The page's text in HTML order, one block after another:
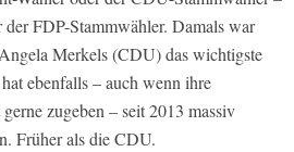
der FDP-Stammwähler. Damals war
Merkels (CDU) das wichtigste
ebenfalls – auch wenn ihre
zugeben – seit 2013 massiv
Früher als die CDU.